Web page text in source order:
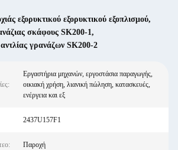
εξορυκτικού εξορυκτικού εξοπλισμού,
σκάφους SK200-1,
γρανάζων SK200-2
Εργαστήρια μηχανών, εργοστάσια παραγωγής,
οικιακή χρήση, λιανική πώληση, κατασκευές,
ενέργεια και εξ
2437U157F1
Παροχή